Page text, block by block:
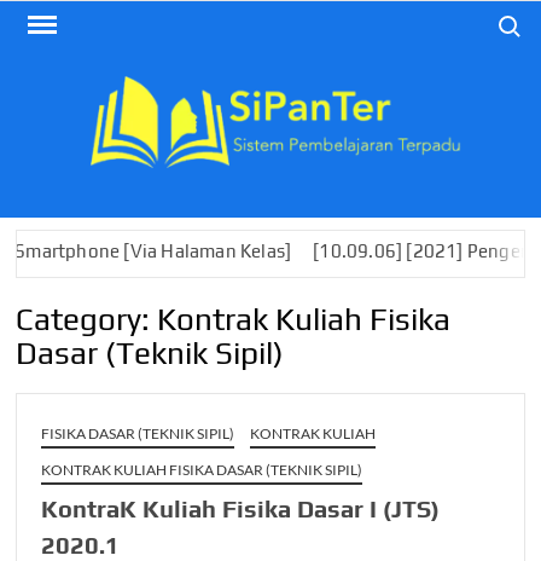
Skip
[Via Halaman Kelas] [10.09.06] [2021]
Category: Kontrak Kuliah Fisika
Dasar (Teknik Sipil)
FISIKA DASAR (TEKNIK SIPIL)
KONTRAK KULIAH
KONTRAK KULIAH FISIKA DASAR (TEKNIK SIPIL)
KontraK Kuliah Fisika Dasar I (JTS)
2020.1